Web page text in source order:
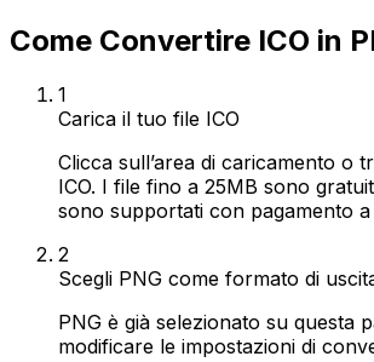
Come Convertire ICO in
1
Carica il tuo file ICO
Clicca sull’area di caricamento o
ICO. I file fino a 25MB sono
sono supportati con pagamento
2
Scegli PNG come formato di
PNG è già selezionato su questa
modificare le impostazioni di